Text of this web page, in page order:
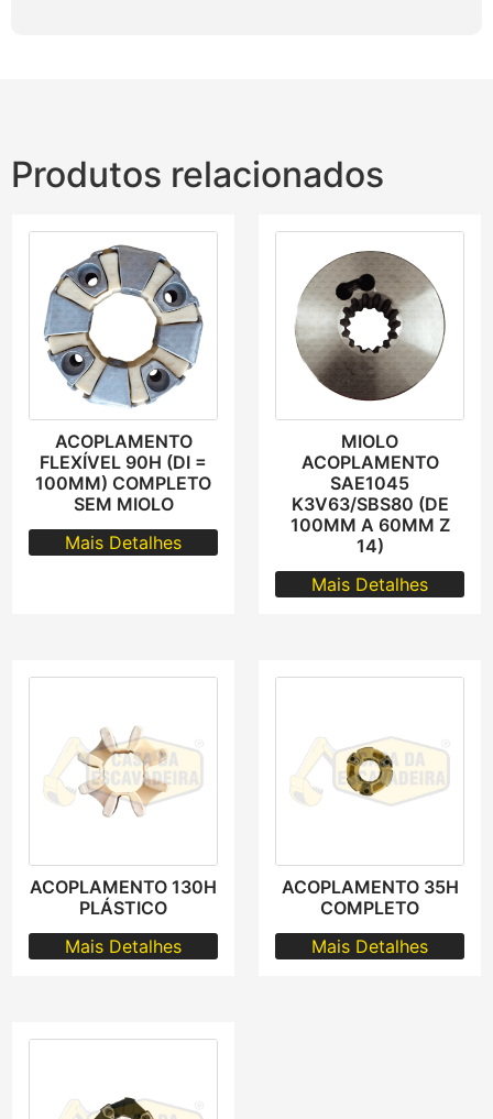
Produtos relacionados
ACOPLAMENTO
FLEXÍVEL 90H (DI =
100MM) COMPLETO
SEM MIOLO
Mais Detalhes
MIOLO
ACOPLAMENTO
SAE1045
K3V63/SBS80 (DE
100MM A 60MM Z
14)
Mais Detalhes
ACOPLAMENTO 130H
PLÁSTICO
Mais Detalhes
ACOPLAMENTO 35H
COMPLETO
Mais Detalhes